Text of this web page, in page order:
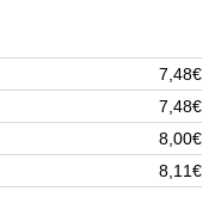
7,48€
7,48€
8,00€
8,11€